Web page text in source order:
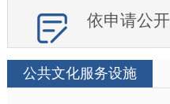
依申请公开
公共文化服务设施